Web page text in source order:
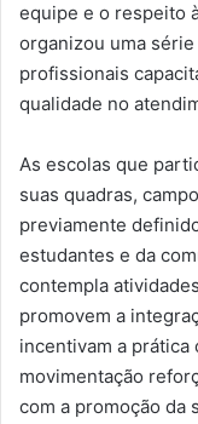
equipe e o respeito
organizou uma
profissionais
qualidade no
As escolas que
suas quadras,
previamente
estudantes e da
contempla
promovem a
incentivam a prática
movimentação
com a promoção da